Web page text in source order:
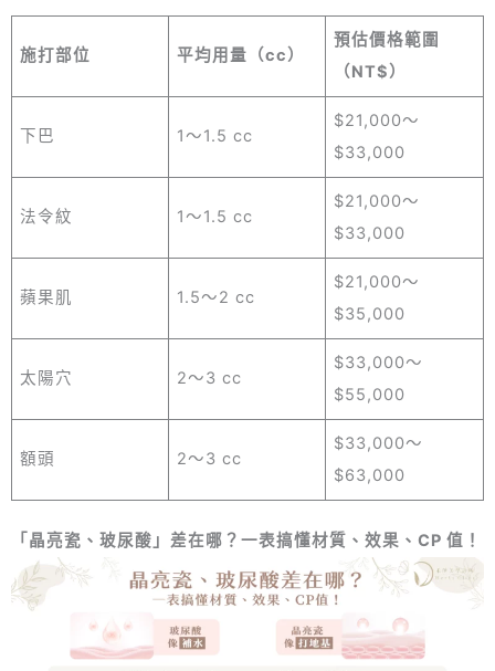
施打部位 平均用量（cc）
預估價格範圍
（NT$）
下巴 1～1.5 cc
$21,000～
$33,000
法令紋 1～1.5 cc
$21,000～
$33,000
蘋果肌 1.5～2 cc
$21,000～
$35,000
太陽穴 2～3 cc
$33,000～
$55,000
額頭 2～3 cc
$33,000～
$63,000
「晶亮瓷、玻尿酸」差在哪？一表搞懂材質、效果、CP 值！